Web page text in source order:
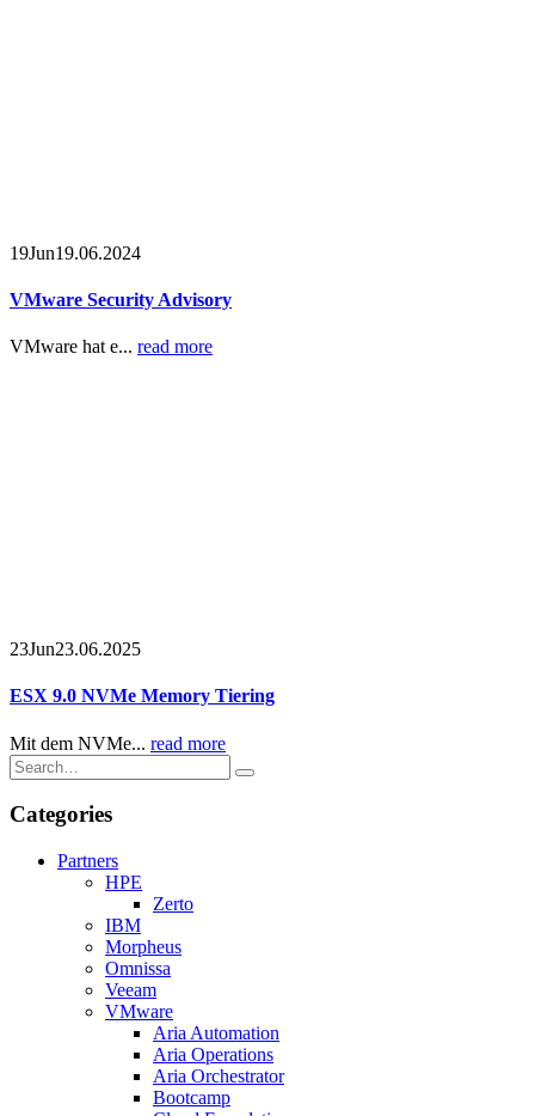
19Jun19.06.2024
VMware Security Advisory
VMware hat e... read more
23Jun23.06.2025
ESX 9.0 NVMe Memory Tiering
Mit dem NVMe... read more
Categories
Partners
HPE
Zerto
IBM
Morpheus
Omnissa
Veeam
VMware
Aria Automation
Aria Operations
Aria Orchestrator
Bootcamp